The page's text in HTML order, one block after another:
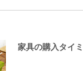
家具の購入タイ